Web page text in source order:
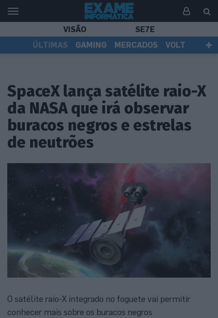
VISÃO
SE7E
ÚLTIMAS
GAMING MERCADOS
VOLT
SpaceX lança satélite raio-X
da NASA que irá observar
buracos negros e estrelas
de neutrões
O satélite raio-X integrado no foguete vai permitir
conhecer mais sobre os buracos negros